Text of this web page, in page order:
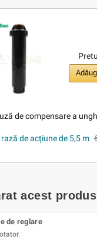
de compensare a
de acțiune de 5,5 m
acest
de reglare